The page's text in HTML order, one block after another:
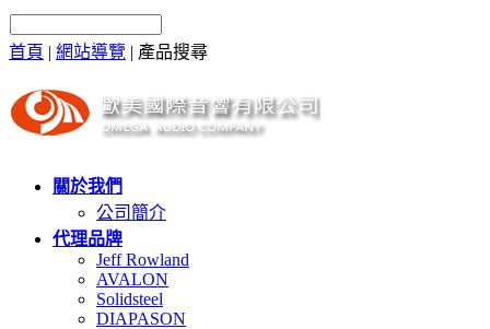
首頁 | 網站導覽 | 產品搜尋
關於我們
公司簡介
代理品牌
Jeff Rowland
AVALON
Solidsteel
DIAPASON